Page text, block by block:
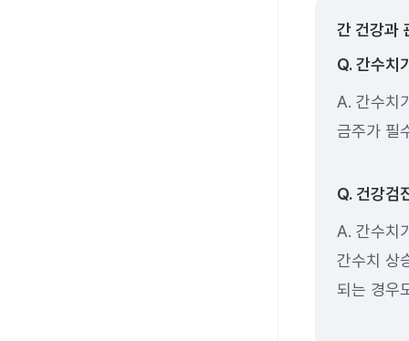
간 건강과
Q. 간수치
A. 간수치
금주가 필
Q. 건강검
A. 간수치
간수치 상
되는 경우